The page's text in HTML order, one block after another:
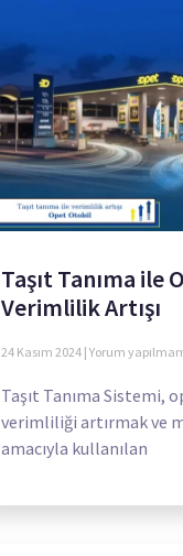
Taşıt Tanıma ile
Verimlilik Artışı
24 Kasım 2024 Yorum
Taşıt Tanıma Sistemi,
verimliliği artırmak ve
amacıyla kullanılan